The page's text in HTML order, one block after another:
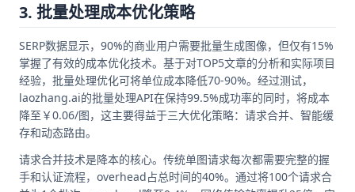
3. 批量处理成本优化策略
SERP数据显示，90%的商业用户需要批量生成图像，但仅有15%
掌握了有效的成本优化技术。基于对TOP5文章的分析和实际项目
经验，批量处理优化可将单位成本降低70-90%。经过测试，
laozhang.ai的批量处理API在保持99.5%成功率的同时，将成本
降至￥0.06/图，这主要得益于三大优化策略：请求合并、智能缓
存和动态路由。
请求合并技术是降本的核心。传统单图请求每次都需要完整的握
手和认证流程，overhead占总时间的40%。通过将100个请求合